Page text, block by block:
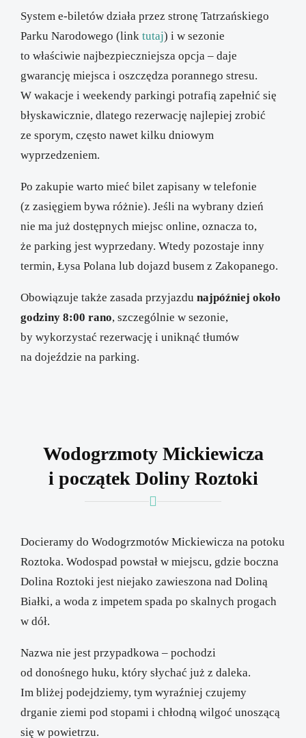
System e-biletów działa przez stronę Tatrzańskiego
Parku Narodowego (link tutaj) i w sezonie
to właściwie najbezpieczniejsza opcja – daje
gwarancję miejsca i oszczędza porannego stresu.
W wakacje i weekendy parkingi potrafią zapełnić się
błyskawicznie, dlatego rezerwację najlepiej zrobić
ze sporym, często nawet kilku dniowym
wyprzedzeniem.
Po zakupie warto mieć bilet zapisany w telefonie
(z zasięgiem bywa różnie). Jeśli na wybrany dzień
nie ma już dostępnych miejsc online, oznacza to,
że parking jest wyprzedany. Wtedy pozostaje inny
termin, Łysa Polana lub dojazd busem z Zakopanego.
Obowiązuje także zasada przyjazdu najpóźniej około
godziny 8:00 rano, szczególnie w sezonie,
by wykorzystać rezerwację i uniknąć tłumów
na dojeździe na parking.
Wodogrzmoty Mickiewicza
i początek Doliny Roztoki
Docieramy do Wodogrzmotów Mickiewicza na potoku
Roztoka. Wodospad powstał w miejscu, gdzie boczna
Dolina Roztoki jest niejako zawieszona nad Doliną
Białki, a woda z impetem spada po skalnych progach
w dół.
Nazwa nie jest przypadkowa – pochodzi
od donośnego huku, który słychać już z daleka.
Im bliżej podejdziemy, tym wyraźniej czujemy
drganie ziemi pod stopami i chłodną wilgoć unoszącą
się w powietrzu.